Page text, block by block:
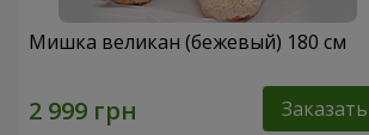
Мишка великан (бежевый) 180 см
Заказать